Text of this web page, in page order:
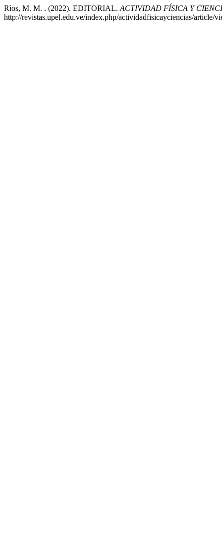
Rìos, M. M. . (2022). EDITORIAL. ACTIVIDAD FÍSICA Y
http://revistas.upel.edu.ve/index.php/actividadfisicayciencias/article/